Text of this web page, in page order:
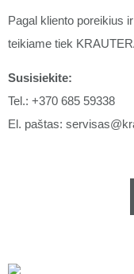
Pagal kliento poreikius
teikiame tiek
Susisiekite:
Tel.: +370 685 59338
El. paštas: